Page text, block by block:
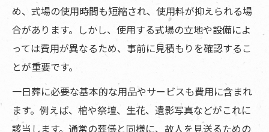
め、式場の使用時間も短縮され、使用料が抑えられる場
合があります。しかし、使用する式場の立地や設備によ
っては費用が異なるため、事前に見積もりを確認するこ
とが重要です。
一日葬に必要な基本的な用品やサービスも費用に含まれ
ます。例えば、棺や祭壇、生花、遺影写真などがこれに
該当します。通常の葬儀と同様に、故人を見送るための